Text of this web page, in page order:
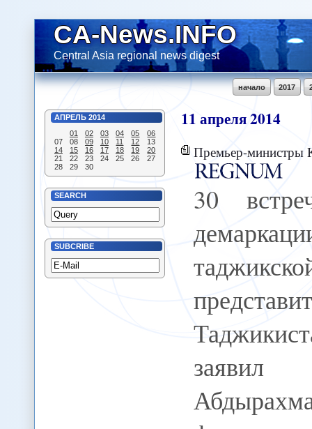
CA-News.INFO
Central Asia regional news digest
2017
начало
АПРЕЛЬ 2014
01
02 03 04 05
06
07
08 09 10 11 12
13
14
15 16 17 18 19
20
21
22 23 24 25 26
27
28
29 30
SEARCH
SUBCRIBE
11апреля2014
Премьер-министры Киргизии и
30
заявил